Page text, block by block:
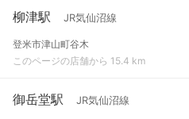
柳津駅 JR気仙沼線
登米市津山町谷木
このページの店舗から 15.4 km
御岳堂駅 JR気仙沼線